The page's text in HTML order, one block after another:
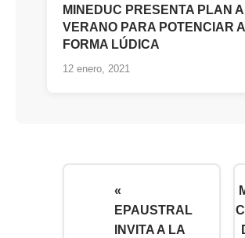
MINEDUC PRESENTA PLAN
VERANO PARA POTENCIAR
FORMA LÚDICA
12 enero, 2021
«
EPAUSTRAL
INVITA A LA